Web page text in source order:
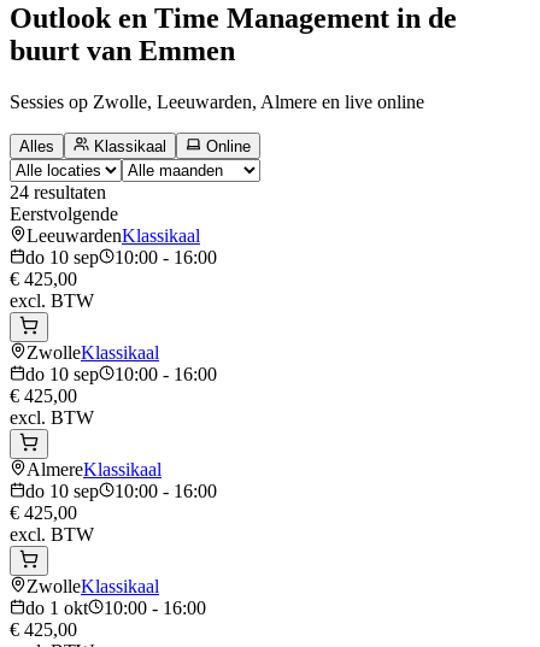
Outlook en Time Management in de
buurt van Emmen
Sessies op Zwolle, Leeuwarden, Almere en live online
Alles Klassikaal Online
24 resultaten
Eerstvolgende
LeeuwardenKlassikaal
do 10 sep
10:00 - 16:00
€ 425,00
excl. BTW
ZwolleKlassikaal
do 10 sep
10:00 - 16:00
€ 425,00
excl. BTW
AlmereKlassikaal
do 10 sep
10:00 - 16:00
€ 425,00
excl. BTW
ZwolleKlassikaal
do 1 okt
10:00 - 16:00
€ 425,00